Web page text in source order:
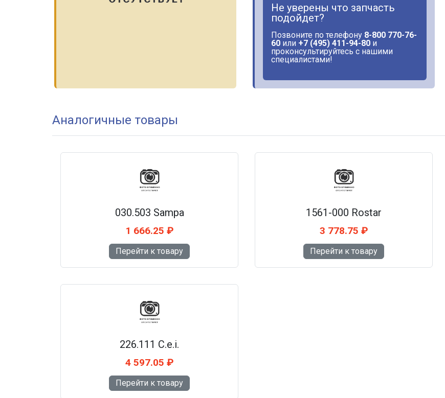
Не уверены что запчасть
подойдет?
Позвоните по телефону 8-800 770-76-
60 или +7 (495) 411-94-80 и
проконсультируйтесь с нашими
специалистами!
Аналогичные товары
030.503 Sampa
1 666.25 ₽
Перейти к товару
1561-000 Rostar
3 778.75 ₽
Перейти к товару
226.111 C.e.i.
4 597.05 ₽
Перейти к товару